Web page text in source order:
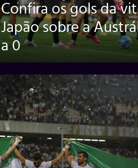
Confira os gols da
Japão sobre a
a 0